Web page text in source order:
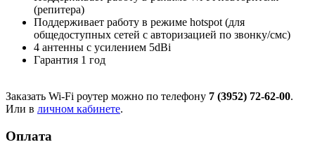
(репитера)
Поддерживает работу в режиме hotspot (для
общедоступных сетей с авторизацией по звонку/смс)
4 антенны с усилением 5dBi
Гарантия 1 год
Заказать Wi-Fi роутер можно по телефону 7 (3952) 72-62-00.
Или в личном кабинете.
Оплата